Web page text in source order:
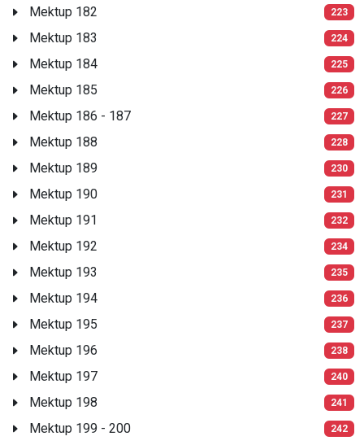
Mektup 182 223
Mektup 183 224
Mektup 184 225
Mektup 185 226
Mektup 186 - 187 227
Mektup 188 228
Mektup 189 230
Mektup 190 231
Mektup 191 232
Mektup 192 234
Mektup 193 235
Mektup 194 236
Mektup 195 237
Mektup 196 238
Mektup 197 240
Mektup 198 241
Mektup 199 - 200 242